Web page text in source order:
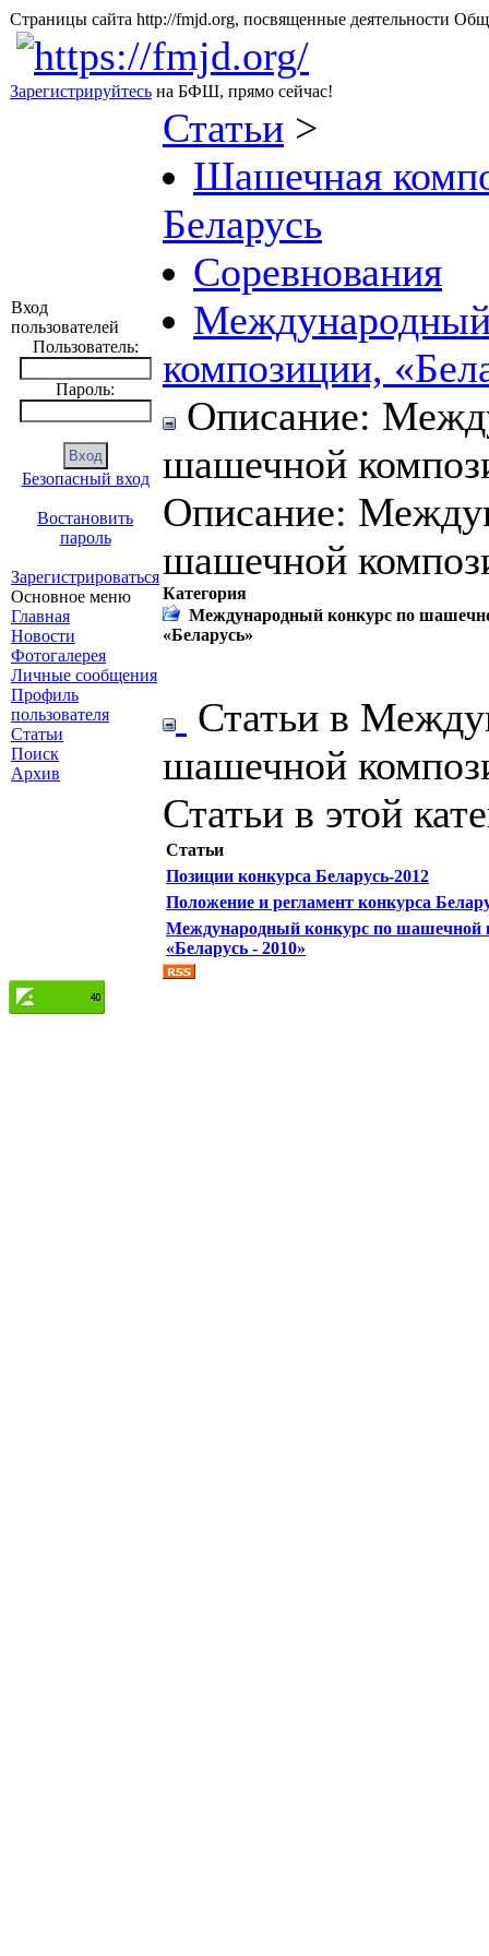
Страницы сайта http://fmjd.org, посвященные
Зарегистрируйтесь на БФШ, прямо сейчас!
Вход
пользователей
Пользователь:
Пароль:
Безопасный вход
Востановить
пароль
Зарегистрироваться
Основное меню
Главная
Новости
Фотогалерея
Личные сообщения
Профиль
пользователя
Статьи
Поиск
Архив
Статьи >
Шашечная
Беларусь
Соревнования
композиции,
Описание:
шашечной
Описание:
шашечной
Категория
Международный конкурс по
«Беларусь»
Статьи в
шашечной
Статьи в этой
Статьи
Позиции конкурса Беларусь-2012
Положение и регламент конкурса
Международный конкурс по шашечной
«Беларусь - 2010»